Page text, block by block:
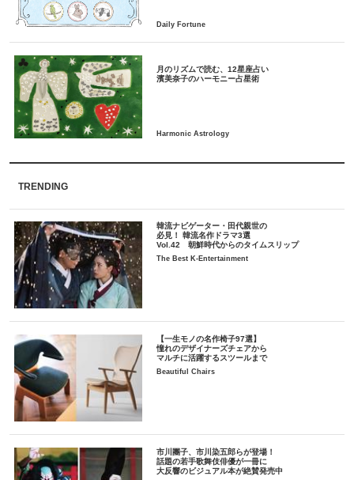
月のリズムで読む、12星座占い
TRENDING
韓流ナビゲーター・田代親世の
必見！ 韓流名作ドラマ3選
Vol.42 朝鮮時代からのタイムスリップ
The Best K-Entertainment
【一生モノの名作椅子97選】
憧れのデザイナーズチェアから
マルチに活躍するスツールまで
Beautiful Chairs
市川團子、市川染五郎らが登場！
話題の若手歌舞伎俳優が一冊に
大反響のビジュアル本が絶賛発売中